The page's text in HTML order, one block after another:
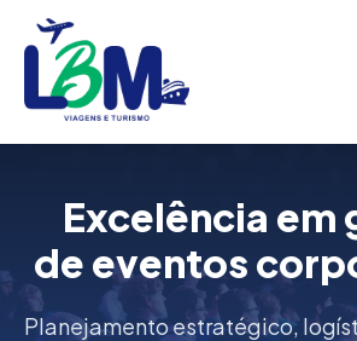
Excelência em
de eventos
Planejamento estratégico,